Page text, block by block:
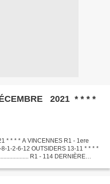
2021 * * * *
* * * * A VINCENNES R1 - 1ere
1-2-6-12 OUTSIDERS 13-11 * * * *
R1 - 114 DERNIÈRE